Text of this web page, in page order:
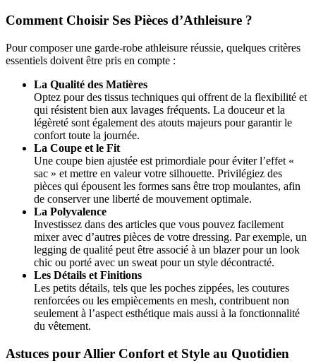
Comment Choisir Ses Pièces d’Athleisure ?
Pour composer une garde-robe athleisure réussie, quelques critères
essentiels doivent être pris en compte :
La Qualité des Matières
Optez pour des tissus techniques qui offrent de la flexibilité et
qui résistent bien aux lavages fréquents. La douceur et la
légèreté sont également des atouts majeurs pour garantir le
confort toute la journée.
La Coupe et le Fit
Une coupe bien ajustée est primordiale pour éviter l’effet «
sac » et mettre en valeur votre silhouette. Privilégiez des
pièces qui épousent les formes sans être trop moulantes, afin
de conserver une liberté de mouvement optimale.
La Polyvalence
Investissez dans des articles que vous pouvez facilement
mixer avec d’autres pièces de votre dressing. Par exemple, un
legging de qualité peut être associé à un blazer pour un look
chic ou porté avec un sweat pour un style décontracté.
Les Détails et Finitions
Les petits détails, tels que les poches zippées, les coutures
renforcées ou les empiècements en mesh, contribuent non
seulement à l’aspect esthétique mais aussi à la fonctionnalité
du vêtement.
Astuces pour Allier Confort et Style au Quotidien